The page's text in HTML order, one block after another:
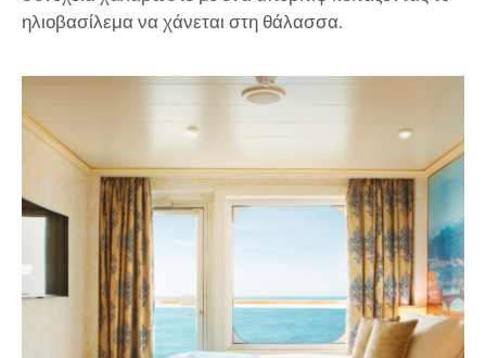
ηλιοβασίλεμα να χάνεται στη θάλασσα.